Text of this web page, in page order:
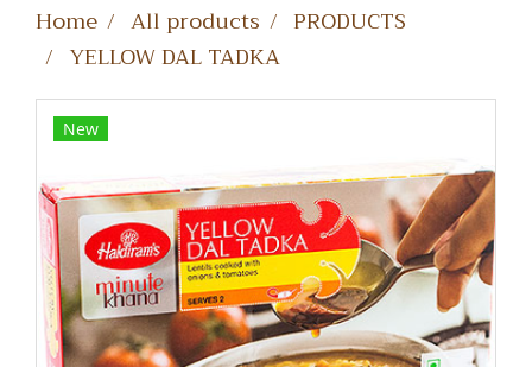
Home All products
PRODUCTS
YELLOW DAL TADKA
New